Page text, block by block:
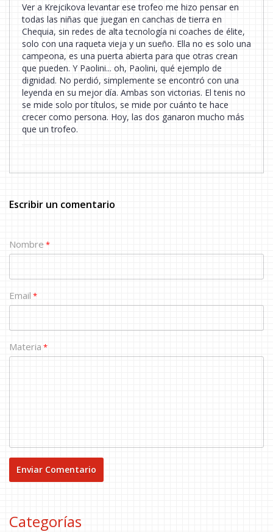
Ver a Krejcikova levantar ese trofeo me hizo pensar en
todas las niñas que juegan en canchas de tierra en
Chequia, sin redes de alta tecnología ni coaches de élite,
solo con una raqueta vieja y un sueño. Ella no es solo una
campeona, es una puerta abierta para que otras crean
que pueden. Y Paolini... oh, Paolini, qué ejemplo de
dignidad. No perdió, simplemente se encontró con una
leyenda en su mejor día. Ambas son victorias. El tenis no
se mide solo por títulos, se mide por cuánto te hace
crecer como persona. Hoy, las dos ganaron mucho más
que un trofeo.
Escribir un comentario
Nombre *
Email *
Materia *
Categorías